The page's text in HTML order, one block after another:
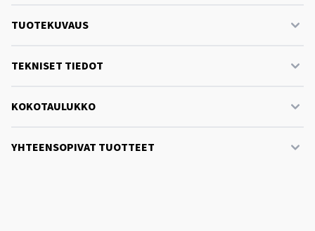
TUOTEKUVAUS
TEKNISET TIEDOT
KOKOTAULUKKO
YHTEENSOPIVAT TUOTTEET